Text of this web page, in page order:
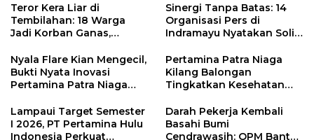
Teror Kera Liar di
Tembilahan: 18 Warga
Jadi Korban Ganas,
12 Jahitan!
Sinergi Tanpa Batas: 14
Organisasi Pers di
Indramayu Nyatakan Solid
Nyala Flare Kian Mengecil,
Bukti Nyata Inovasi
Pertamina Patra Niaga
Net Zero Emission 2060
Pertamina Patra Niaga
Kilang Balongan
Tingkatkan Kesehatan
Pemeriksaan Kesehatan
Rutin dan Edukasi
Perawatan Gigi
Lampaui Target Semester
I 2026, PT Pertamina Hulu
Indonesia Perkuat
Darah Pekerja Kembali
Basahi Bumi
Cendrawasih: OPM Bantai